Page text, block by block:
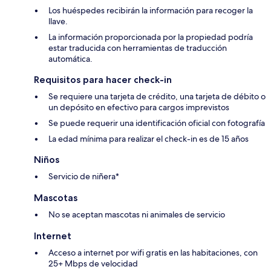
Los huéspedes recibirán la información para recoger la
llave.
La información proporcionada por la propiedad podría
estar traducida con herramientas de traducción
automática.
Requisitos para hacer check-in
Se requiere una tarjeta de crédito, una tarjeta de débito o
un depósito en efectivo para cargos imprevistos
Se puede requerir una identificación oficial con fotografía
La edad mínima para realizar el check-in es de 15 años
Niños
Servicio de niñera*
Mascotas
No se aceptan mascotas ni animales de servicio
Internet
Acceso a internet por wifi gratis en las habitaciones, con
25+ Mbps de velocidad